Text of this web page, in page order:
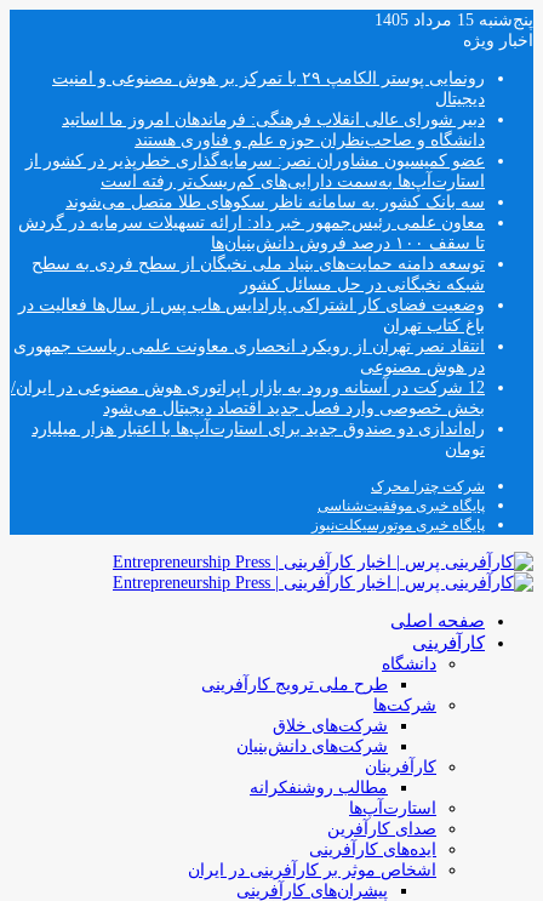
پنج‌شنبه 15 مرداد 1405
اخبار ویژه
رونمایی پوستر الکامپ ۲۹ با تمرکز بر هوش مصنوعی و امنیت
دیجیتال
دبیر شورای عالی انقلاب فرهنگی: فرماندهان امروز ما اساتید
دانشگاه و صاحب‌نظران حوزه علم و فناوری هستند
عضو کمیسیون مشاوران نصر: سرمایه‌گذاری خطرپذیر در کشور از
استارت‌آپ‌ها به‌سمت دارایی‌های کم‌ریسک‌تر رفته است
سه بانک کشور به سامانه ناظر سکوهای طلا متصل می‌شوند
معاون علمی رئیس‌جمهور خبر داد: ارائه تسهیلات سرمایه در گردش
تا سقف ۱۰۰ درصد فروش دانش‌بنیان‌ها
توسعه دامنه حمایت‌های بنیاد ملی نخبگان از سطح فردی به سطح
شبکه نخبگانی در حل مسائل کشور
وضعیت فضای کار اشتراکی پارادایس هاب پس از سال‌ها فعالیت در
باغ کتاب تهران
انتقاد نصر تهران از رویکرد انحصاری معاونت علمی ریاست جمهوری
در هوش مصنوعی
12 شرکت در آستانه ورود به بازار اپراتوری هوش مصنوعی در ایران/
بخش خصوصی وارد فصل جدید اقتصاد دیجیتال می‌شود
راه‌اندازی دو صندوق جدید برای استارت‌آپ‌ها با اعتبار هزار میلیارد
تومان
شرکت چترا محرک
پایگاه خبری موفقیت‌شناسی
پایگاه خبری موتورسیکلت‌نیوز
صفحه اصلی
کارآفرینی
دانشگاه
طرح ملی ترویج کارآفرینی
شرکت‌ها
شرکت‌های خلاق
شرکت‌های دانش‌بنیان
کارآفرینان
مطالب روشنفکرانه
استارت‌آپ‌ها
صدای کارآفرین
ایده‌های کارآفرینی
اشخاص موثر بر کارآفرینی در ایران
پیشران‌های کارآفرینی